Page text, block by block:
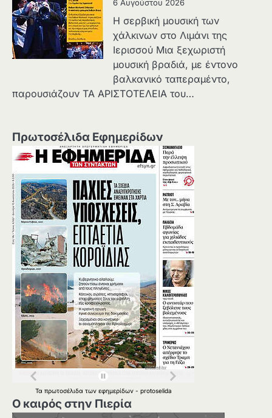
6 Αυγούστου 2026
Η σερβική μουσική των
χάλκινων στο Λιμάνι της
Ιερισσού Μια ξεχωριστή
μουσική βραδιά, με έντονο
βαλκανικό ταπεραμέντο,
παρουσιάζουν ΤΑ ΑΡΙΣΤΟΤΕΛΕΙΑ του…
Πρωτοσέλιδα Εφημερίδων
Τα πρωτοσέλιδα των εφημερίδων - protoselida
Ο καιρός στην Πιερία